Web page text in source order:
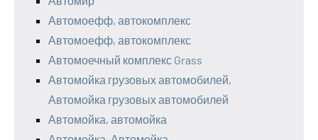
Автомоефф, автокомплекс
Автомоефф, автокомплекс
Автомоечный комплекс Grass
Автомойка грузовых автомобилей,
Автомойка грузовых автомобилей
Автомойка, автомойка